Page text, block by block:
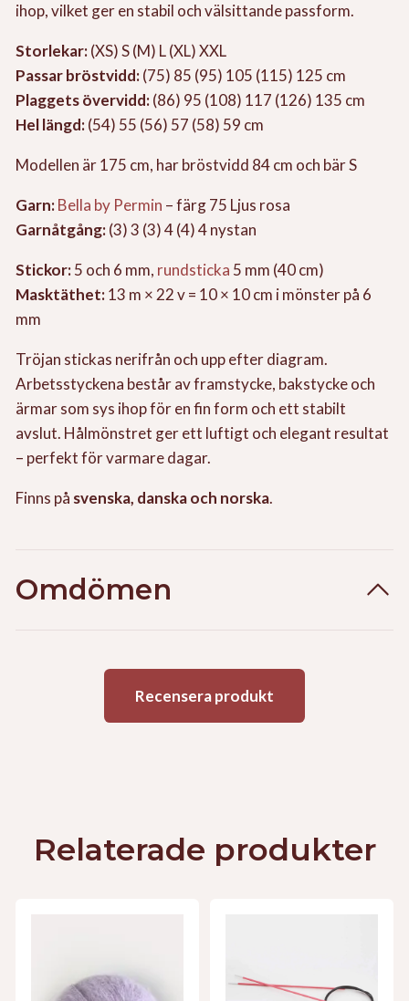
ihop, vilket ger en stabil och välsittande passform.
Storlekar:(XS) S (M) L (XL) XXL
Passar bröstvidd:(75) 85 (95) 105 (115) 125 cm
Plaggets övervidd:(86) 95 (108) 117 (126) 135 cm
Hel längd:(54) 55 (56) 57 (58) 59 cm
Modellen är 175 cm, har bröstvidd 84 cm och bär S
Garn:Bella by Permin – färg 75 Ljus rosa
Garnåtgång:(3) 3 (3) 4 (4) 4 nystan
Stickor:5 och 6 mm, rundsticka 5 mm (40 cm)
Masktäthet:13 m × 22 v = 10 × 10 cm i mönster på 6
mm
Tröjan stickas nerifrån och upp efter diagram.
Arbetsstyckena består av framstycke, bakstycke och
ärmar som sys ihop för en fin form och ett stabilt
avslut. Hålmönstret ger ett luftigt och elegant resultat
– perfekt för varmare dagar.
Finns på svenska, danska och norska.
Omdömen
Recensera produkt
Relaterade produkter